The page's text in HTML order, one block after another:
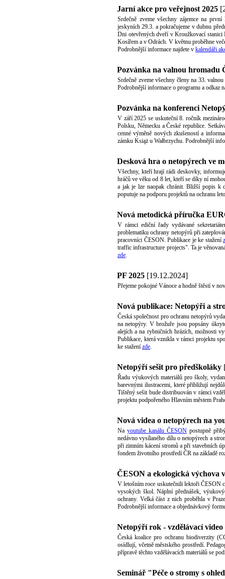
Jarní akce pro veřejnost 2025
Srdečně zveme všechny zájemce na
jeskyních 29.3. a pokračujeme v dubnu
Dni otevřených dveří v Kroužkovací stanici
Kosířem a v Odrách. V květnu proběhne
Podrobnější informace najdete v kalendáři
Pozvánka na valnou hromadu
Srdečně zveme všechny členy na 33.
Podrobnější informace o programu a odkaz
Pozvánka na konferenci
V září 2025 se uskuteční 8. ročník
Polsku, Německu a České republice.
cenné výměně nových zkušeností a
zámku Książ u Wałbrzychu. Podrobnější
Desková hra o netopýrech ve
Všechny, kteří hrají rádi deskovky,
hráčů ve věku od 8 let, kteří se díky ní
a jak je lze naopak chránit. Bližší popis k
poputuje na podporu projektů na ochranu
Nová metodická příručka
V rámci ediční řady vydávané
problematiku ochrany netopýrů při
pracovníci ČESON. Publikace je ke stažení
traffic infrastructure projects". Ta je
zde.
PF 2025 [19.12.2024]
Přejeme pokojné Vánoce a hodně štěstí v
Nová publikace: Netopýři a
Česká společnost pro ochranu netopýrů
na netopýry. V brožuře jsou popsány
alejích a na rybničních hrázích, možnosti
Publikace, která vznikla v rámci projektu
ke stažení zde.
Netopýří sešit pro předškoláky
Řadu výukových materiálů pro školy,
barevnými ilustracemi, které přibližují
Tištěný sešit bude distribuován v rámci
projektu podpořeného Hlavním městem
Nová videa o netopýrech na
Na youtube kanálu ČESONpostupně
nedávno vysílaného dílu o netopýrech a
při zimním kácení stromů a při stavebních
fondem životního prostředí ČR na základě
ČESON a ekologická výchova
V letošním roce uskutečnili lektoři ČESON
vysokých škol. Náplní přednášek,
ochrany. Velká část z nich proběhla v
Podrobnější informace a objednávkový
Netopýří rok - vzdělávací
Česká koalice pro ochranu biodiverzity
osídlují, včetně městského prostředí.
přípravě těchto vzdělávacích materiálů se
Seminář "Péče o stromy s